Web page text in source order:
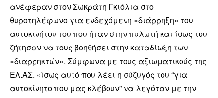
ανέφεραν στον Σωκράτη Γκιόλια στο
θυροτηλέφωνο για ενδεχόμενη «διάρρηξη» του
αυτοκινήτου του που ήταν στην πυλωτή και ίσως του
ζήτησαν να τους βοηθήσει στην καταδίωξη των
«διαρρηκτών». Σύμφωνα με τους αξιωματικούς της
ΕΛ.ΑΣ. «ίσως αυτό που λέει η σύζυγός του “για
αυτοκίνητο που μας κλέβουν” να λεγόταν με την